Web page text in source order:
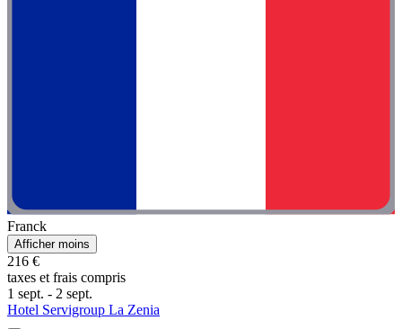
Franck
Afficher moins
216 €
taxes et frais compris
1 sept. - 2 sept.
Hotel Servigroup La Zenia